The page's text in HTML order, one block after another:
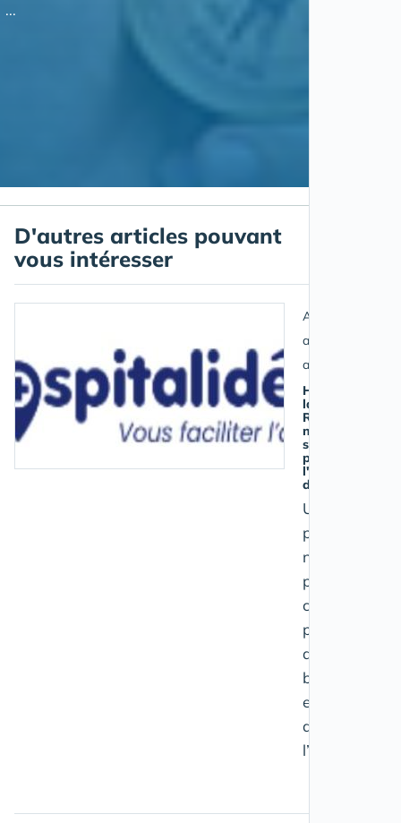
...
D'autres articles pouvant
vous intéresser
Actualité des
aidants et
aidés
Hospitalidée
lance un
Registre
national de
solidarité
pour rompre
l'isolement
des patients
Une
plateforme
nationale
pour
connecter
patients,
aidants,
bénévoles
et citoyens
autour de
l’entraide